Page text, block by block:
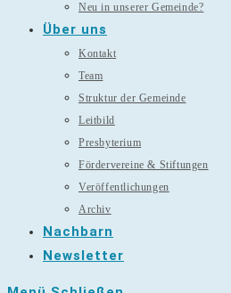
Neu in unserer Gemeinde?
Über uns
Kontakt
Team
Struktur der Gemeinde
Leitbild
Presbyterium
Fördervereine & Stiftungen
Veröffentlichungen
Archiv
Nachbarn
Newsletter